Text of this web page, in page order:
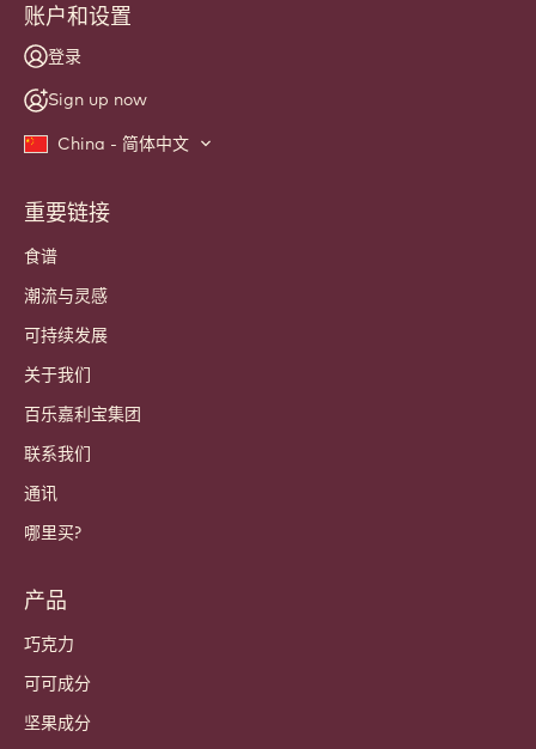
账户和设置
登录
Sign up now
China - 简体中文
Footer
Callebaut
重要链接
食谱
潮流与灵感
可持续发展
关于我们
百乐嘉利宝集团
联系我们
通讯
哪里买?
产品
巧克力
可可成分
坚果成分